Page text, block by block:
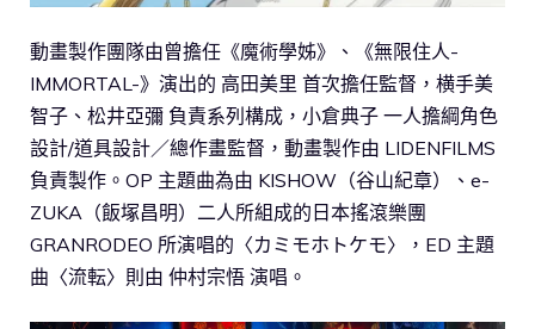
動畫製作團隊由曾擔任《魔術學姊》、《無限住人-
IMMORTAL-》演出的 高田美里 首次擔任監督，横手美
智子、松井亞彌 負責系列構成，小倉典子 一人擔綱角色
設計/道具設計／總作畫監督，動畫製作由 LIDENFILMS
負責製作。OP 主題曲為由 KISHOW（谷山紀章）、e-
ZUKA（飯塚昌明）二人所組成的日本搖滾樂團
GRANRODEO 所演唱的〈カミモホトケモ〉，ED 主題
曲〈流転〉則由 仲村宗悟 演唱。